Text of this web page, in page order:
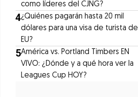
como líderes del CJNG?
4¿Quiénes pagarán hasta 20 mil
dólares para una visa de turista de
EU?
5América vs. Portland Timbers EN
VIVO: ¿Dónde y a qué hora ver la
Leagues Cup HOY?